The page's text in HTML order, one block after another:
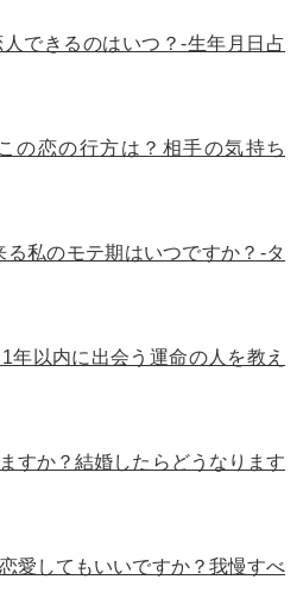
できるのはいつ？-生年月日占
の恋の行方は？相手の気持ち
私のモテ期はいつですか？-タ
年以内に出会う運命の人を教え
すか？結婚したらどうなります
愛してもいいですか？我慢すべ